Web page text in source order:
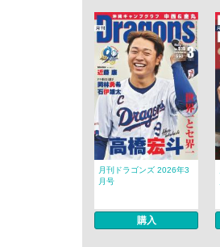
月刊ドラゴンズ 2026年3
月号
購入